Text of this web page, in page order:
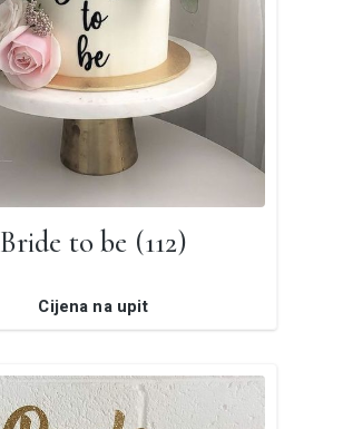
Bride to be (112)
Cijena na upit